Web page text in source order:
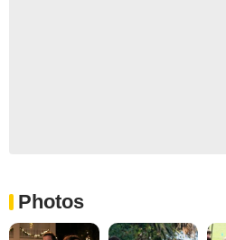
Photos